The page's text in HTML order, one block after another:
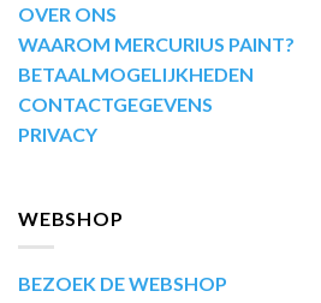
OVER ONS
WAAROM MERCURIUS PAINT?
BETAALMOGELIJKHEDEN
CONTACTGEGEVENS
PRIVACY
WEBSHOP
BEZOEK DE WEBSHOP